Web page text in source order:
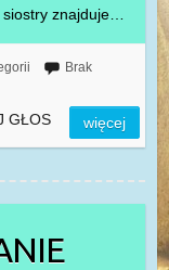
znajduje…
Brak
GŁOS więcej